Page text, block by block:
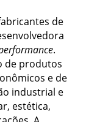
de
.
de produtos
e de
industrial e
estética,